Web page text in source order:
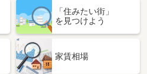
「住みたい街」
を見つけよう
家賃相場